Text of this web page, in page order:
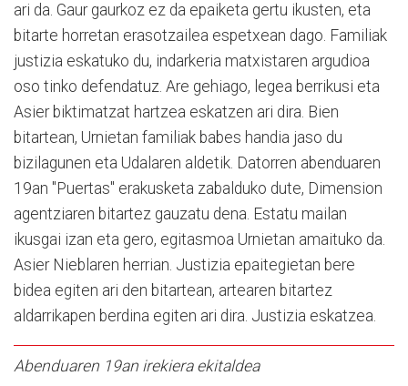
ari da. Gaur gaurkoz ez da epaiketa gertu ikusten, eta
bitarte horretan erasotzailea espetxean dago. Familiak
justizia eskatuko du, indarkeria matxistaren argudioa
oso tinko defendatuz. Are gehiago, legea berrikusi eta
Asier biktimatzat hartzea eskatzen ari dira. Bien
bitartean, Urnietan familiak babes handia jaso du
bizilagunen eta Udalaren aldetik. Datorren abenduaren
19an "Puertas" erakusketa zabalduko dute, Dimension
agentziaren bitartez gauzatu dena. Estatu mailan
ikusgai izan eta gero, egitasmoa Urnietan amaituko da.
Asier Nieblaren herrian. Justizia epaitegietan bere
bidea egiten ari den bitartean, artearen bitartez
aldarrikapen berdina egiten ari dira. Justizia eskatzea.
Abenduaren 19an irekiera ekitaldea